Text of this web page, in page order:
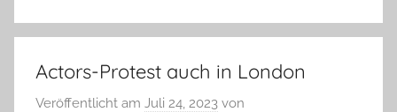
Actors-Protest auch in London
Veröffentlicht am Juli 24, 2023 von